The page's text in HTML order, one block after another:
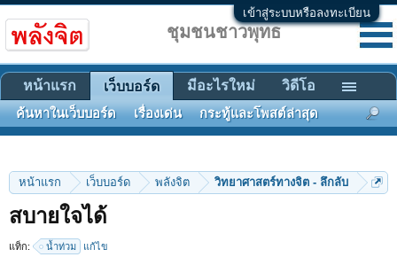
เข้าสู่ระบบหรือลงทะเบียน
หน้าแรก เว็บบอร์ด พลังจิต วิทยาศาสตร์ทางจิต - ลึกลับ
สบายใจได้
แท็ก: น้ำท่วม แก้ไข
ชุมชนชาวพุทธ
หน้าแรก เว็บบอร์ด
ค้นหาในเว็บบอร์ด เรื่องเด่น กระทู้และโพสต์ล่าสุด
มีอะไรใหม่ วิดีโอ